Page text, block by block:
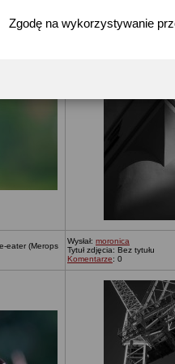
Zgodę na wykorzystywanie
eater (Merops
Wysłał: moronica
Tytuł zdjęcia: Bez tytułu
Komentarze: 0